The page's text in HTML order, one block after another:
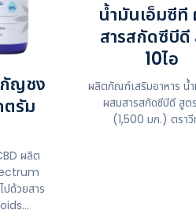
ญชง
รัม
ผลิต
ด้วยสาร
น้ำมันเอ็มซีที
สารสกัดซีบีดี
10ไอ
ผลิตภัณฑ์เสริมอาหาร น้
ผสมสารสกัดซีบีดี สูต
(1,500 มก.) ตรา